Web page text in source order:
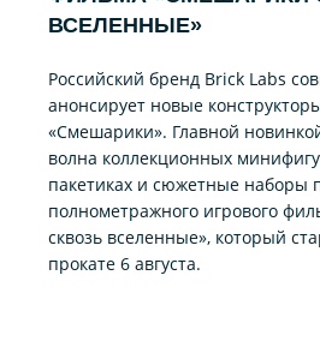
ВСЕЛЕННЫЕ»
Российский бренд Brick Labs
анонсирует новые
«Смешарики». Главной
волна коллекционных
пакетиках и сюжетные наборы
полнометражного игрового
сквозь вселенные», который
прокате 6 августа.